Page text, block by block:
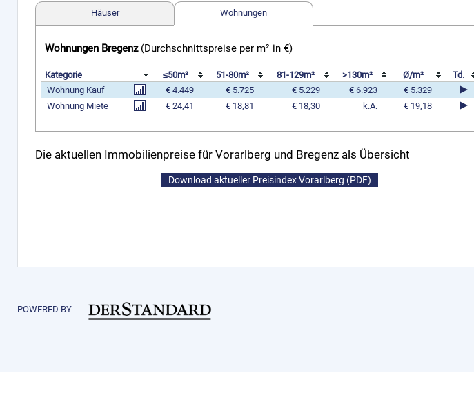
Häuser Wohnungen
Wohnungen Bregenz (Durchschnittspreise per m² in €)
Kategorie ≤50m² 51-80m² 81-129m² >130m² Ø/m²
Td.
Wohnung Kauf
€ 4.449 € 5.725 € 5.229 € 6.923
€ 5.329
Wohnung Miete
€ 24,41 € 18,81 € 18,30 k.A. € 19,18
Die aktuellen Immobilienpreise für Vorarlberg und Bregenz als Übersicht
Download aktueller Preisindex Vorarlberg (PDF)
POWERED BY